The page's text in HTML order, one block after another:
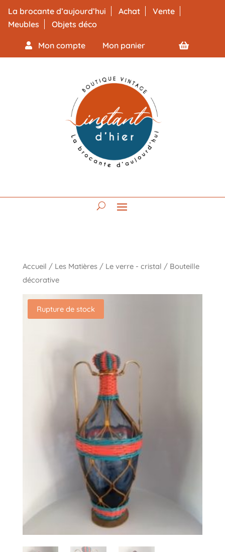
La brocante d’aujourd’hui Achat
Vente
Meubles
Objets déco
Mon compte Mon panier
Accueil / Les Matières/ Le verre - cristal / Bouteille
décorative
Rupture de stock